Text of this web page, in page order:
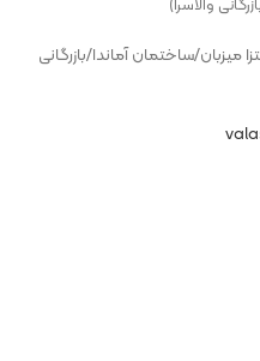
میزبان/ساختمان آماندا/بازرگانی